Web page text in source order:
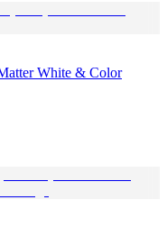
White & Color